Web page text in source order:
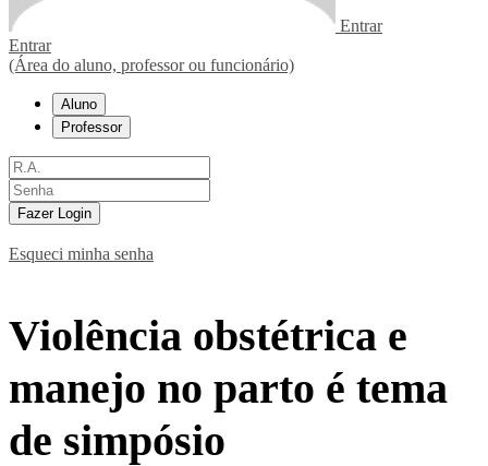
Entrar
Entrar
(Área do aluno, professor ou funcionário)
Aluno
Professor
Fazer Login
Esqueci minha senha
Violência obstétrica e
manejo no parto é tema
de simpósio